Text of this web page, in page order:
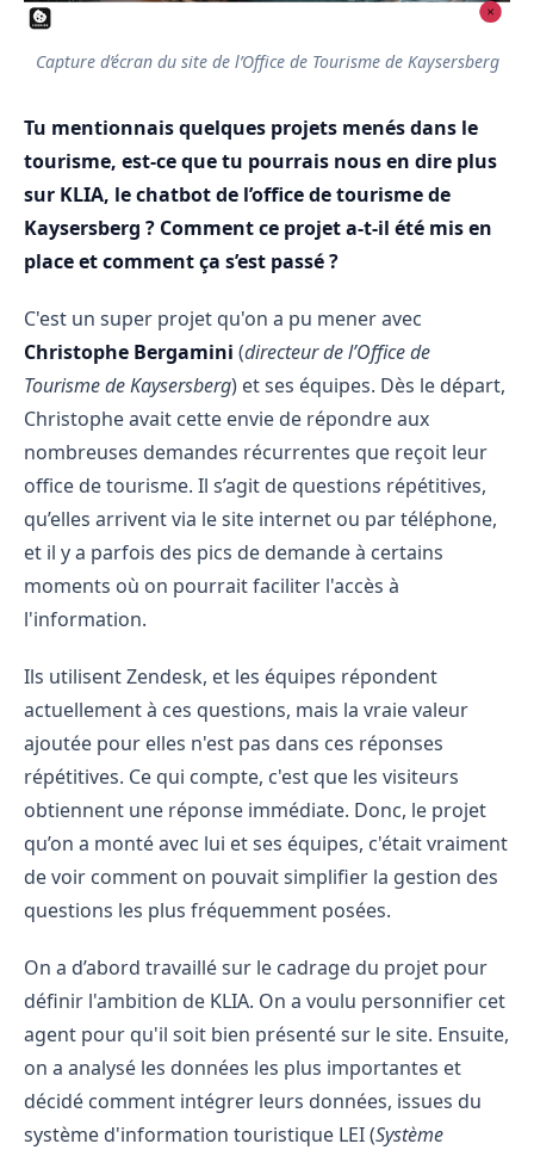
Capture d’écran du site de l’Office de Tourisme de Kaysersberg
Tu mentionnais quelques projets menés dans le
tourisme, est-ce que tu pourrais nous en dire plus
sur KLIA, le chatbot de l’office de tourisme de
Kaysersberg ? Comment ce projet a-t-il été mis en
place et comment ça s’est passé ?
C'est un super projet qu'on a pu mener avec
Christophe Bergamini (directeur de l’Office de
Tourisme de Kaysersberg) et ses équipes. Dès le départ,
Christophe avait cette envie de répondre aux
nombreuses demandes récurrentes que reçoit leur
office de tourisme. Il s’agit de questions répétitives,
qu’elles arrivent via le site internet ou par téléphone,
et il y a parfois des pics de demande à certains
moments où on pourrait faciliter l'accès à
l'information.
Ils utilisent Zendesk, et les équipes répondent
actuellement à ces questions, mais la vraie valeur
ajoutée pour elles n'est pas dans ces réponses
répétitives. Ce qui compte, c'est que les visiteurs
obtiennent une réponse immédiate. Donc, le projet
qu’on a monté avec lui et ses équipes, c'était vraiment
de voir comment on pouvait simplifier la gestion des
questions les plus fréquemment posées.
On a d’abord travaillé sur le cadrage du projet pour
définir l'ambition de KLIA. On a voulu personnifier cet
agent pour qu'il soit bien présenté sur le site. Ensuite,
on a analysé les données les plus importantes et
décidé comment intégrer leurs données, issues du
système d'information touristique LEI (Système